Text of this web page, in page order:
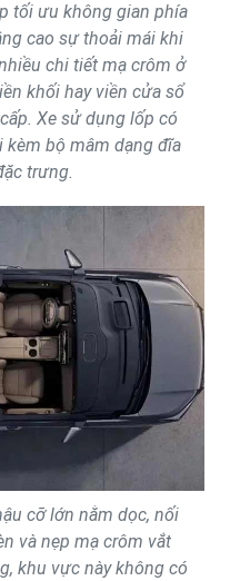
tối ưu không gian phía
cao sự thoải mái khi
chi tiết mạ crôm ở
khối hay viền cửa sổ
Xe sử dụng lốp có
bộ mâm dạng đĩa
trưng.
cỡ lớn nằm dọc, nối
và nẹp mạ crôm vắt
khu vực này không có